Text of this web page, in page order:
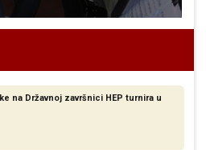
na Državnoj završnici HEP turnira u